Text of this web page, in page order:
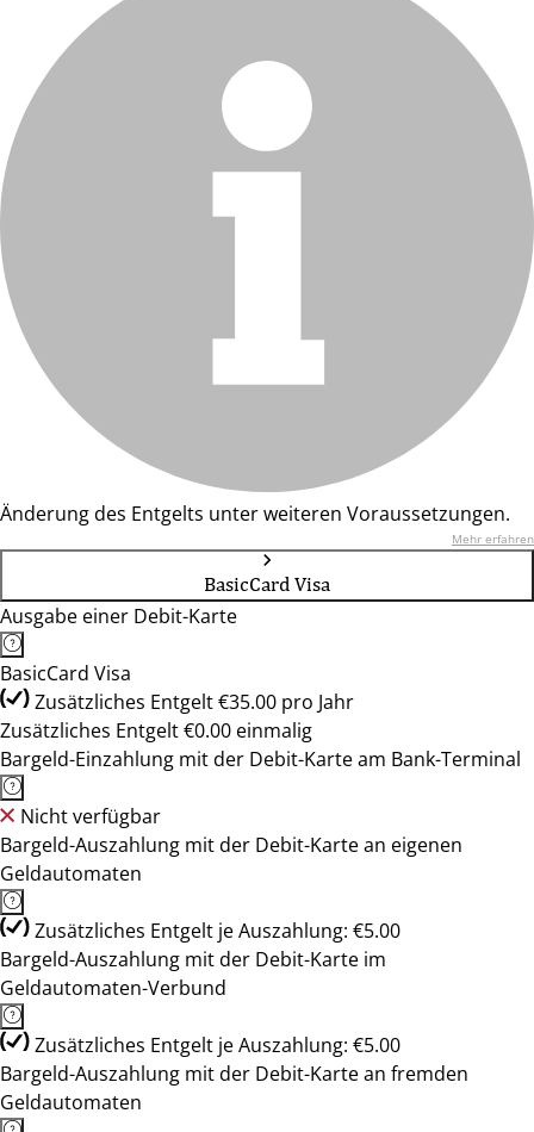
Änderung des Entgelts unter weiteren Voraussetzungen.
Mehr erfahren
BasicCard Visa
Ausgabe einer Debit-Karte
BasicCard Visa
Zusätzliches Entgelt €35.00 pro Jahr
Zusätzliches Entgelt €0.00 einmalig
Bargeld-Einzahlung mit der Debit-Karte am Bank-Terminal
Nicht verfügbar
Bargeld-Auszahlung mit der Debit-Karte an eigenen
Geldautomaten
Zusätzliches Entgelt je Auszahlung: €5.00
Bargeld-Auszahlung mit der Debit-Karte im
Geldautomaten-Verbund
Zusätzliches Entgelt je Auszahlung: €5.00
Bargeld-Auszahlung mit der Debit-Karte an fremden
Geldautomaten